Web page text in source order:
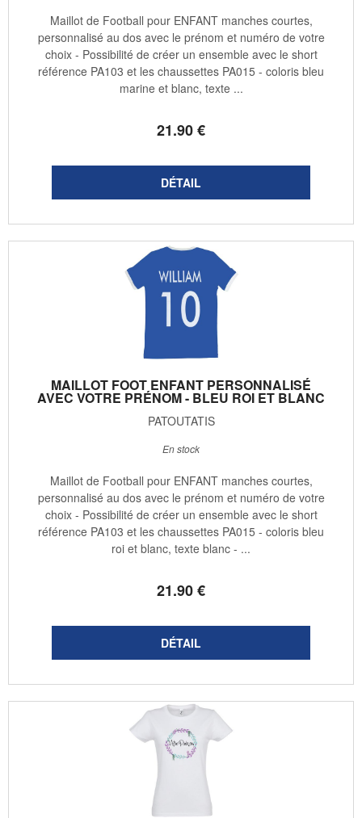
21.90€
Maillot de Football pour ENFANT manches courtes,
personnalisé au dos avec le prénom et numéro de votre
choix - Possibilité de créer un ensemble avec le short
référence PA103 et les chaussettes PA015 - coloris bleu
marine et blanc, texte ...
MAILLOT FOOT ENFANT PERSONNALISÉ
AVEC VOTRE PRÉNOM - BLEU ROI ET BLANC
PATOUTATIS
21.90€
En stock
Maillot de Football pour ENFANT manches courtes,
personnalisé au dos avec le prénom et numéro de votre
choix - Possibilité de créer un ensemble avec le short
référence PA103 et les chaussettes PA015 - coloris bleu
roi et blanc, texte blanc - ...